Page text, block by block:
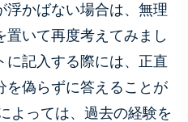
浮かばない場合は、無理
置いて再度考えてみまし
に記入する際には、正直
を偽らずに答えることが
よっては、過去の経験を